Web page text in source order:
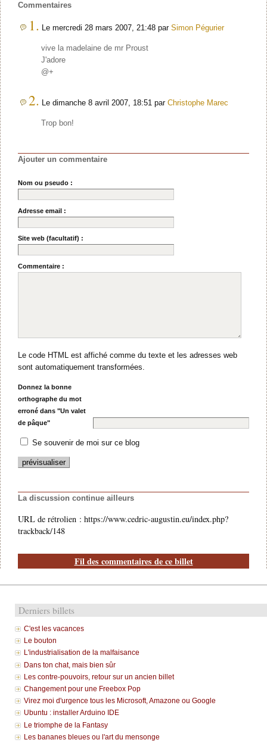
Commentaires
1. Le mercredi 28 mars 2007, 21:48 par Simon Pégurier
vive la madelaine de mr Proust
J'adore
@+
2. Le dimanche 8 avril 2007, 18:51 par Christophe Marec
Trop bon!
Ajouter un commentaire
Nom ou pseudo :
Adresse email :
Site web (facultatif) :
Commentaire :
Le code HTML est affiché comme du texte et les adresses web
sont automatiquement transformées.
Donnez la bonne
orthographe du mot
erroné dans "Un valet
de pâque"
Se souvenir de moi sur ce blog
La discussion continue ailleurs
URL de rétrolien : https://www.cedric-augustin.eu/index.php?
trackback/148
Fil des commentaires de ce billet
Derniers billets
C'est les vacances
Le bouton
L'industrialisation de la malfaisance
Dans ton chat, mais bien sûr
Les contre-pouvoirs, retour sur un ancien billet
Changement pour une Freebox Pop
Virez moi d'urgence tous les Microsoft, Amazone ou Google
Ubuntu : installer Arduino IDE
Le triomphe de la Fantasy
Les bananes bleues ou l'art du mensonge